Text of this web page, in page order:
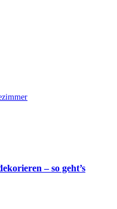
– so geht’s